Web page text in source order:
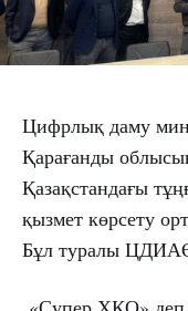
Цифрлық даму
Қарағанды
Қазақстандағы
қызмет көрсету
Бұл туралы